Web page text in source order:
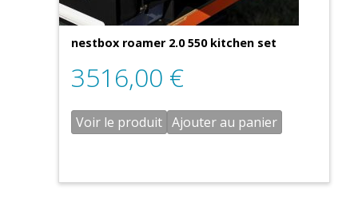
nestbox roamer 2.0 550 kitchen set
3516,00 €
Voir le produit Ajouter au panier